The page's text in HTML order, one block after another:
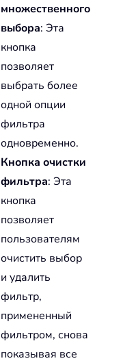
множественного
выбора: Эта
кнопка
позволяет
выбрать более
одной опции
фильтра
одновременно.
Кнопка очистки
фильтра: Эта
кнопка
позволяет
пользователям
очистить выбор
и удалить
фильтр,
примененный
фильтром, снова
показывая все